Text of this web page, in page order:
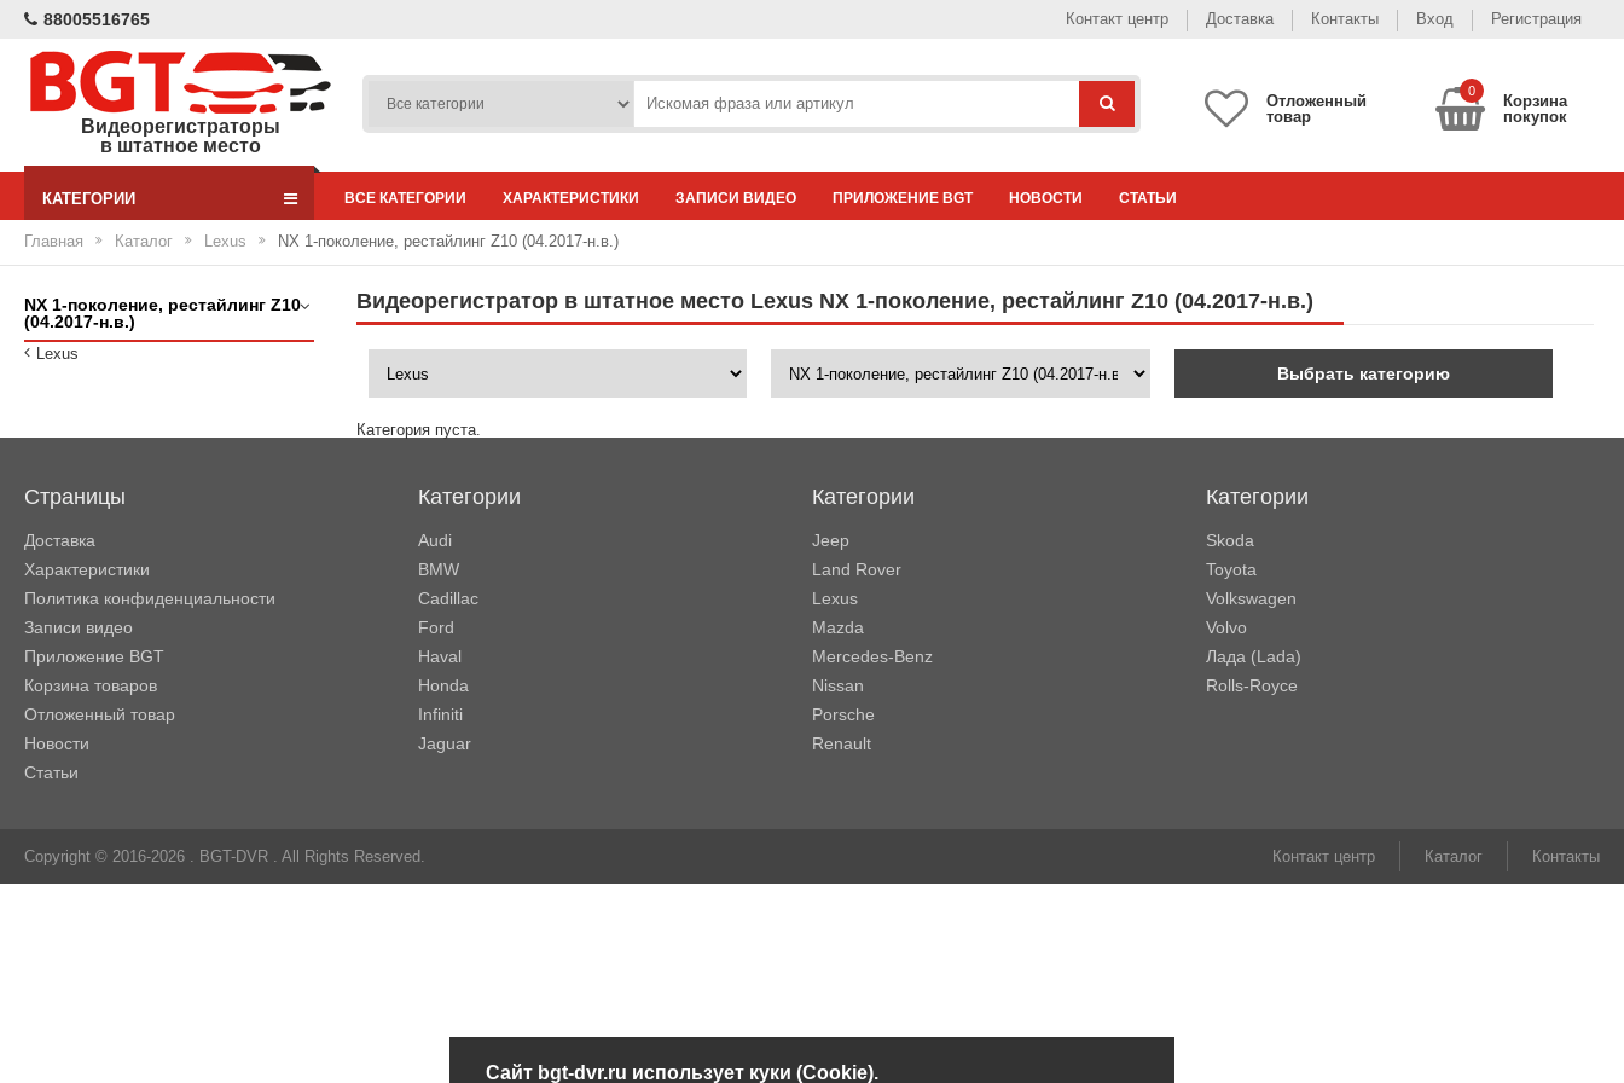
88005516765 Контакт центр Доставка Контакты Вход Регистрация
Видеорегистраторы
в штатное место
Отложенный
товар
0
Корзина
покупок
КАТЕГОРИИ ВСЕ КАТЕГОРИИ ХАРАКТЕРИСТИКИ ЗАПИСИ ВИДЕО ПРИЛОЖЕНИЕ BGT НОВОСТИ СТАТЬИ
Главная Каталог Lexus NX 1-поколение, рестайлинг Z10 (04.2017-н.в.)
NX 1-поколение, рестайлинг Z10
(04.2017-н.в.)
Lexus
Видеорегистратор в штатное место Lexus NX 1-поколение, рестайлинг Z10 (04.2017-н.в.)
Выбрать категорию
Категория пуста.
Страницы
Доставка
Характеристики
Политика конфиденциальности
Записи видео
Приложение BGT
Корзина товаров
Отложенный товар
Новости
Статьи
Категории
Audi
BMW
Cadillac
Ford
Haval
Honda
Infiniti
Jaguar
Категории
Jeep
Land Rover
Lexus
Mazda
Mercedes-Benz
Nissan
Porsche
Renault
Категории
Skoda
Toyota
Volkswagen
Volvo
Лада (Lada)
Rolls-Royce
Copyright © 2016-2026 . BGT-DVR . All Rights Reserved. Контакт центр Каталог Контакты
Сайт bgt-dvr.ru использует куки (Cookie).